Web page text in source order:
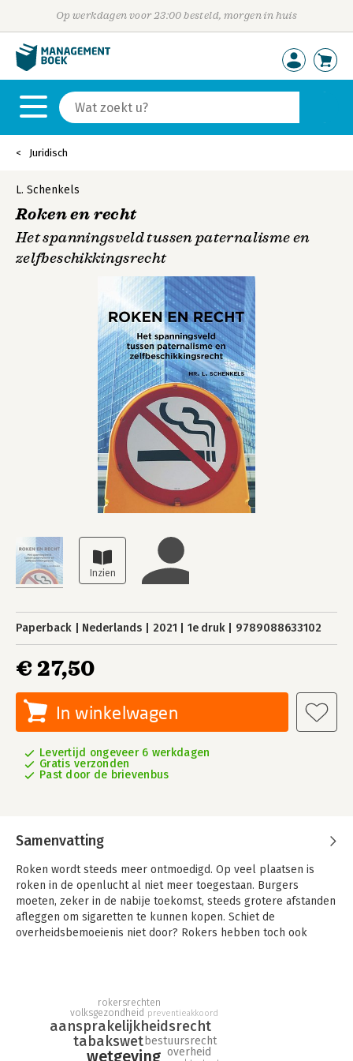
Op werkdagen voor 23:00 besteld, morgen in huis
Juridisch
L. Schenkels
Roken en recht
Het spanningsveld tussen paternalisme en
zelfbeschikkingsrecht
Paperback Nederlands 2021 1e druk 9789088633102
€ 27,50
In winkelwagen
Levertijd ongeveer 6 werkdagen
Gratis verzonden
Past door de brievenbus
Samenvatting
Roken wordt steeds meer ontmoedigd. Op veel plaatsen is
roken in de openlucht al niet meer toegestaan. Burgers
moeten, zeker in de nabije toekomst, steeds grotere afstanden
afleggen om sigaretten te kunnen kopen. Schiet de
overheidsbemoeienis niet door? Rokers hebben toch ook
hoeverre de overheid bij haar tabaksontmoedigingsbeleid
rekening behoort te houden met de persoonlijke autonomie
van een burger, en of er op de overheid – gelet op de
doelstellingen in het Nationaal Preventieakkoord –
wetgeving
tabakswet
aansprakelijkheidsrecht
bestuursrecht
overheid
volksgezondheid
rokersrechten
preventieakkoord